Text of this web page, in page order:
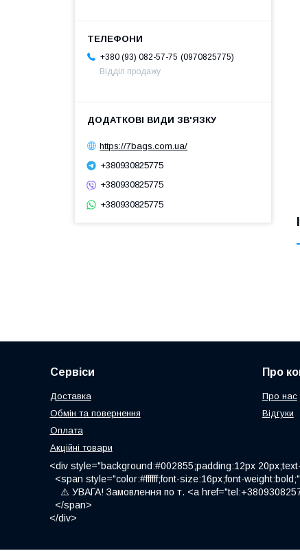
+380 (93) 082-57-75
0970825775
Відділ продажу
https://7bags.com.ua/
+380930825775
+380930825775
+380930825775
Сервіси
Доставка
Обмін та повернення
Оплата
Акційні товари
Про
Про нас
Відгуки
<div style="background:#002855;padding:12px
<span style="color:#ffffff;font-size:16px;font-
⚠️ УВАГА! Замовлення по т. <a
</span>
</div>